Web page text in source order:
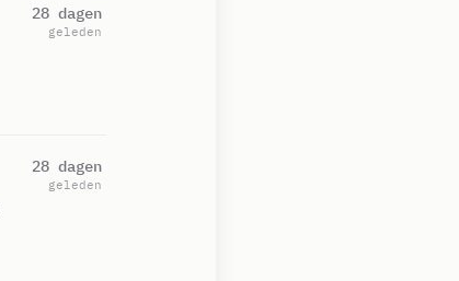
28 dagen
geleden
28 dagen
geleden